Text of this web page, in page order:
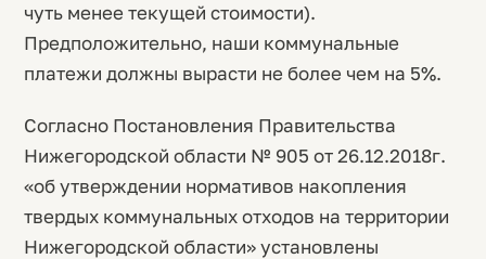
чуть менее текущей стоимости).
Предположительно, наши коммунальные
платежи должны вырасти не более чем на 5%.
Согласно Постановления Правительства
Нижегородской области № 905 от 26.12.2018г.
«об утверждении нормативов накопления
твердых коммунальных отходов на территории
Нижегородской области» установлены